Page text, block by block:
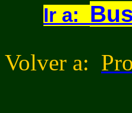
Ir a:
Volver a: